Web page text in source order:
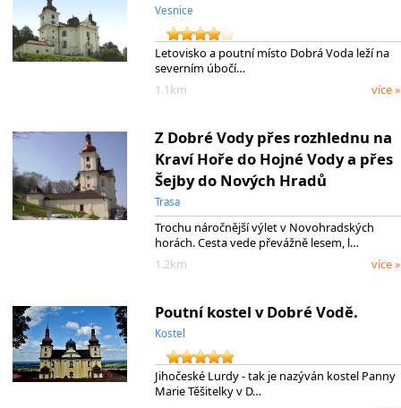
Vesnice
Letovisko a poutní místo Dobrá Voda leží na
severním úbočí…
1.1km
více »
Z Dobré Vody přes rozhlednu na
Kraví Hoře do Hojné Vody a přes
Šejby do Nových Hradů
Trasa
Trochu náročnější výlet v Novohradských
horách. Cesta vede převážně lesem, l…
1.2km
více »
Poutní kostel v Dobré Vodě.
Kostel
Jihočeské Lurdy - tak je nazýván kostel Panny
Marie Těšitelky v D…